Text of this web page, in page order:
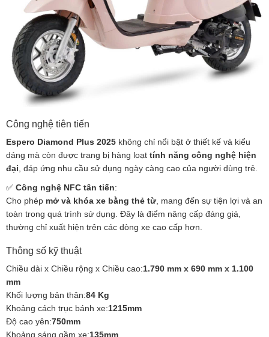
Công nghệ tiên tiến
Espero Diamond Plus 2025 không chỉ nổi bật ở thiết kế và kiểu
dáng mà còn được trang bị hàng loạt tính năng công nghệ hiện
đại , đáp ứng nhu cầu sử dụng ngày càng cao của người dùng trẻ.
✅ Công nghệ NFC tân tiến:
Cho phép mở và khóa xe bằng thẻ từ, mang đến sự tiện lợi và an
toàn trong quá trình sử dụng. Đây là điểm nâng cấp đáng giá,
thường chỉ xuất hiện trên các dòng xe cao cấp hơn.
Thông số kỹ thuật
Chiều dài x Chiều rộng x Chiều cao:1.790 mm x 690 mm x 1.100
mm
Khối lượng bản thân:84 Kg
Khoảng cách trục bánh xe:1215mm
Độ cao yên:750mm
Khoảng sáng gầm xe:135mm